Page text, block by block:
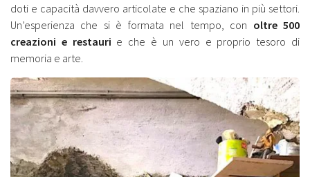
doti e capacità davvero articolate e che spaziano in più settori.
Un’esperienza che si è formata nel tempo, con oltre 500
creazioni e restauri e che è un vero e proprio tesoro di
memoria e arte.